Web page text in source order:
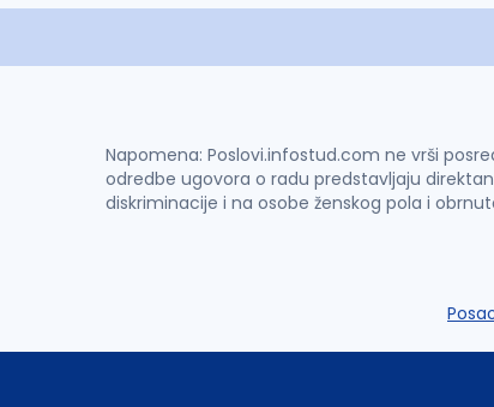
Napomena: Poslovi.infostud.com ne vrši
odredbe ugovora o radu predstavljaju
diskriminacije i na osobe ženskog pola i